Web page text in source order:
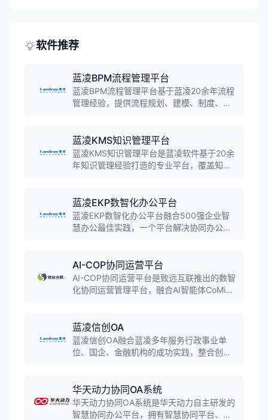
软件推荐
蓝凌BPM流程管理平台
蓝凌BPM流程管理平台基于蓝凌20余年流程
管理经验，提供流程规划、建模、制度、权
蓝凌KMS知识管理平台
蓝凌KMS知识管理平台是蓝凌软件基于20余
年知识管理经验打造的专业平台，覆盖知识
化。
蓝凌EKP数智化办公平台
蓝凌EKP数智化办公平台融合500强企业智
慧办公最佳实践，一个平台解决协同办公、
组织管理更高效。
AI-COP协同运营平台
AI-COP协同运营平台是致远互联推出的数智
化协同运营管理平台，融合AI智能体CoMi产
统，助力企业实现数字化转型与智能化升
级。
蓝凌信创OA
蓝凌信创OA融合蓝凌多年服务行政事业单
位、国企、金融机构的成功实践，整合创新
心需求。
华天动力协同OA系统
华天动力协同OA系统是华天动力自主研发的
智慧协同办公平台，拥有智慧协同平台、工